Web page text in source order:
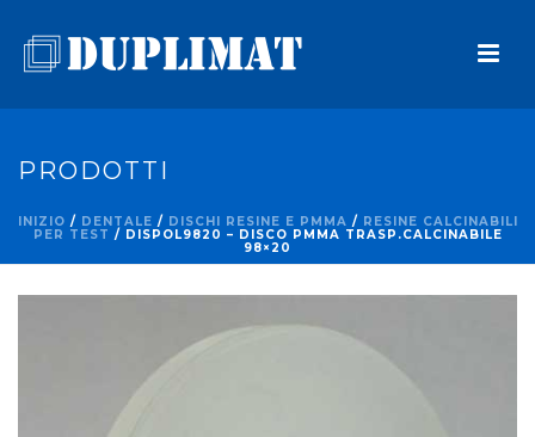
PRODOTTI
INIZIO / DENTALE / DISCHI RESINE E PMMA / RESINE CALCINABILI
PER TEST / DISPOL9820 – DISCO PMMA TRASP.CALCINABILE
98×20